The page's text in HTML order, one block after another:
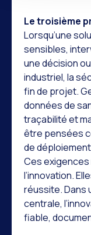
Le troisième
Lorsqu’une
sensibles,
une décision
industriel, la
fin de projet.
données de
traçabilité et
être pensées
de
Ces
l’innovation.
réussite. Dans
centrale,
fiable,